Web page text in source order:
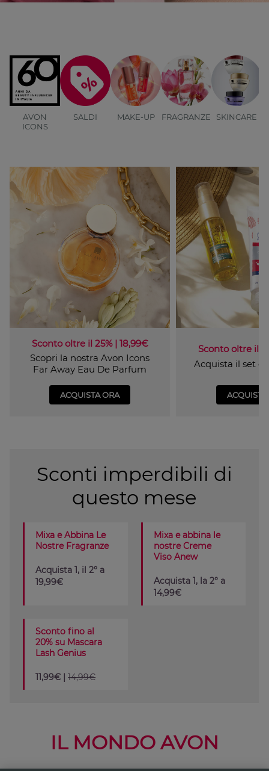
AVON
ICONS
SALDI MAKE-UP FRAGRANZE SKINCARE
Sconto oltre il 25% | 18,99€
Scopri la nostra Avon Icons
Far Away Eau De Parfum
ACQUISTA ORA
Sconto oltre il
Acquista il set
ACQUISTA
Sconti imperdibili di
questo mese
Mixa e Abbina Le
Nostre Fragranze
Acquista 1, il 2° a
19,99€
Mixa e abbina le
nostre Creme
Viso Anew
Acquista 1, la 2° a
14,99€
Sconto fino al
20% su Mascara
Lash Genius
11,99€ |14,99€
IL MONDO AVON